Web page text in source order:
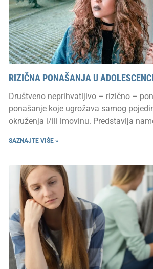
RIZIČNA PONAŠANJA U
Društveno neprihvatljivo – rizično –
ponašanje koje ugrožava samog
okruženja i/ili imovinu. Predstavlja
SAZNAJTE VIŠE »